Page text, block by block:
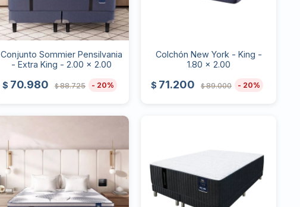
Conjunto Sommier Pensilvania
- Extra King - 2.00 x 2.00
$ 70.980 $ 88.725 20
Colchón New York - King -
1.80 x 2.00
$ 71.200 $ 89.000 20